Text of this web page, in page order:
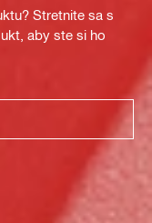
Stretnite sa s
aby ste si ho